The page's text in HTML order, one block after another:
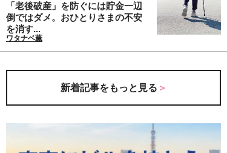
「老後破産」を防ぐには貯金一辺
倒ではダメ。おひとりさまの不安
を消す...
ワタナベ薫
新着記事をもっと見る